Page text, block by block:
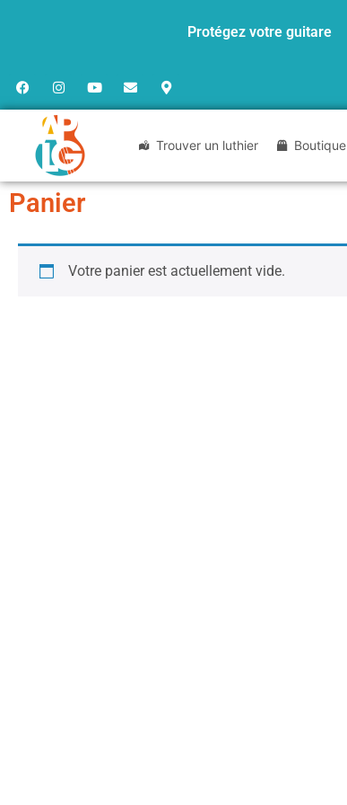
Protégez votre guitare
Trouver un luthier Boutique
Panier
Votre panier est actuellement vide.